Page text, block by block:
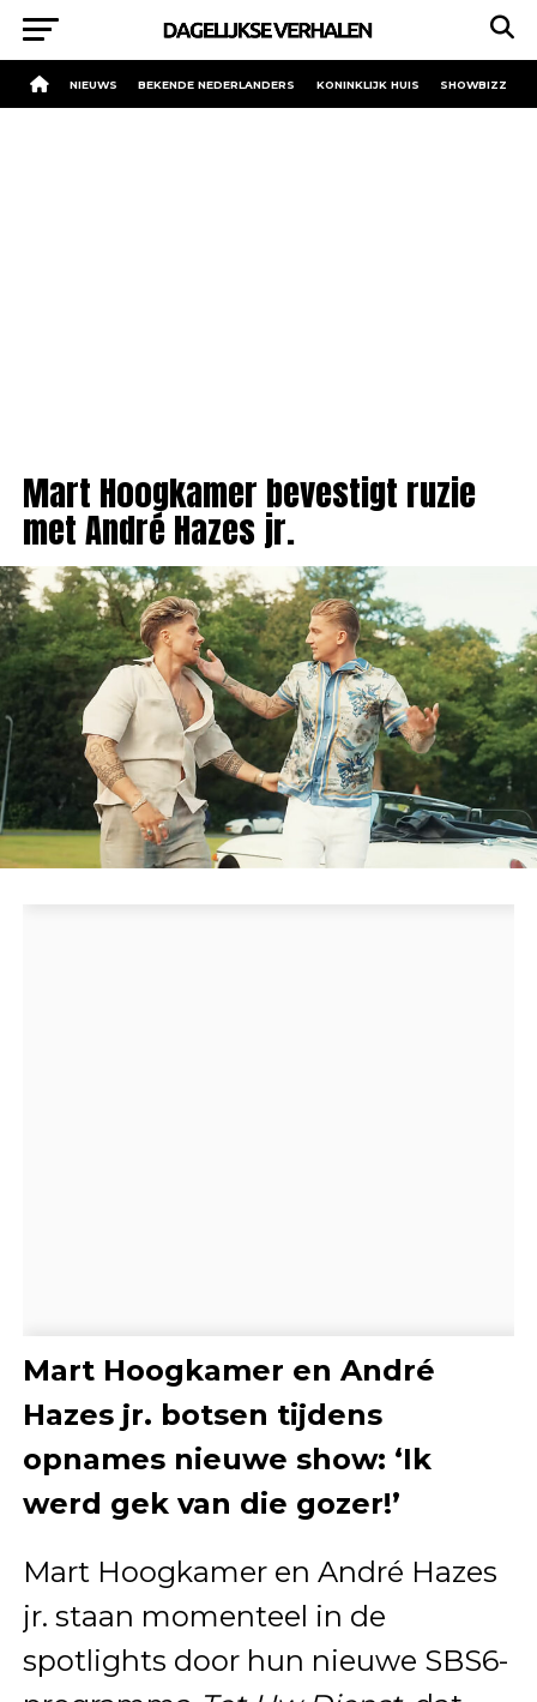
NIEUWS BEKENDE NEDERLANDERS KONINKLIJK HUIS SHOWBIZZ
Mart Hoogkamer bevestigt ruzie
met André Hazes jr.
Mart Hoogkamer en André
Hazes jr. botsen tijdens
opnames nieuwe show: ‘Ik
werd gek van die gozer!’
Mart Hoogkamer en André Hazes
jr. staan momenteel in de
spotlights door hun nieuwe SBS6-